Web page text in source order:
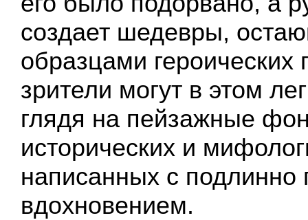
создает шедевры,
образцами
зрители могут в этом
глядя на пейзажные
исторических и
написанных с подлинно
вдохновением.